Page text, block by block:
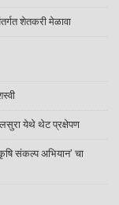
शेतकरी मेळावा
व मार्गदर्शन
येथे थेट प्रक्षेपण
संकल्प अभियान’ चा